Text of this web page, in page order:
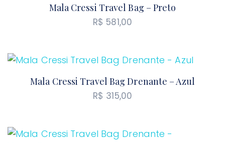
Mala Cressi Travel Bag – Preto
R$ 581,00
Mala Cressi Travel Bag Drenante – Azul
R$ 315,00